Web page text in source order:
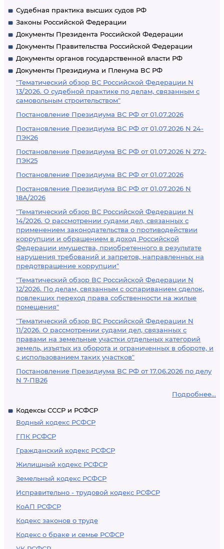
Судебная практика высших судов РФ
Законы Российской Федерации
Документы Президента Российской Федерации
Документы Правительства Российской Федерации
Документы органов государственной власти РФ
Документы Президиума и Пленума ВС РФ
"Тематический обзор ВС Российской Федерации N
13/2026. О судебной практике по делам, связанным с
самовольным строительством"
Постановление Президиума ВС РФ от 01.07.2026
Постановление Президиума ВС РФ от 01.07.2026 N 24-
ПЭК26
Постановление Президиума ВС РФ от 01.07.2026 N 272-
ПЭК25
Постановление Президиума ВС РФ от 01.07.2026
Постановление Президиума ВС РФ от 01.07.2026 N
18А/2026
"Тематический обзор ВС Российской Федерации N
14/2026. О рассмотрении судами дел, связанных с
применением законодательства о противодействии
коррупции и обращением в доход Российской
Федерации имущества, приобретенного в результате
нарушения требований и запретов, направленных на
предотвращение коррупции"
"Тематический обзор ВС Российской Федерации N
12/2026. По делам, связанным с оспариванием сделок,
повлекших переход права собственности на жилые
помещения"
"Тематический обзор ВС Российской Федерации N
11/2026. О рассмотрении судами дел, связанных с
правами на земельные участки отдельных категорий
земель, изъятых из оборота и ограниченных в обороте, и
с использованием таких участков"
Постановление Президиума ВС РФ от 17.06.2026 по делу
N 7-ПВ26
Подробнее...
Кодексы СССР и РСФСР
Водный кодекс РСФСР
ГПК РСФСР
Гражданский кодекс РСФСР
Жилищный кодекс РСФСР
Земельный кодекс РСФСР
Исправительно - трудовой кодекс РСФСР
КоАП РСФСР
Кодекс законов о труде
Кодекс о браке и семье РСФСР